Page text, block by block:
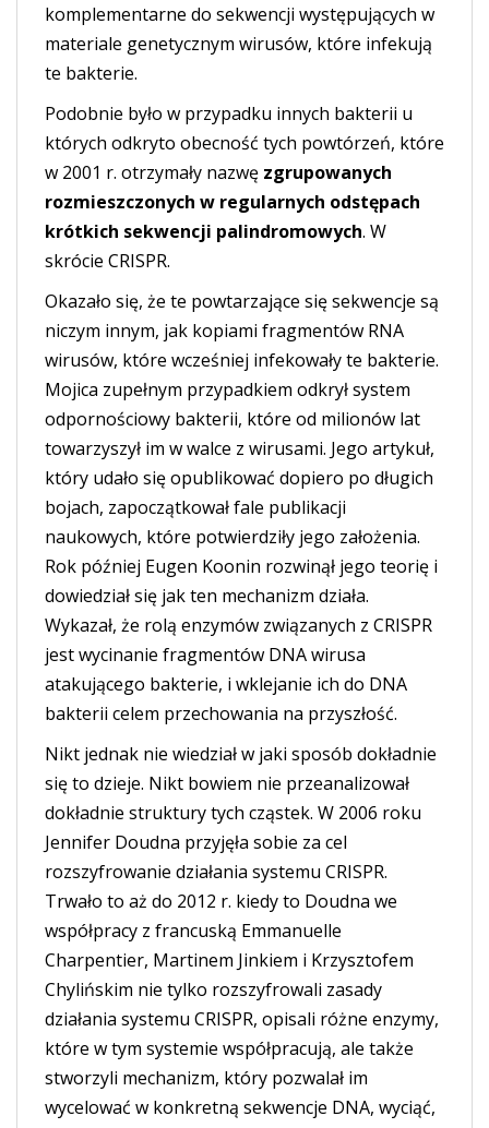
komplementarne do sekwencji występujących w
materiale genetycznym wirusów, które infekują
te bakterie.
Podobnie było w przypadku innych bakterii u
których odkryto obecność tych powtórzeń, które
w 2001 r. otrzymały nazwę zgrupowanych
rozmieszczonych w regularnych odstępach
krótkich sekwencji palindromowych. W
skrócie CRISPR.
Okazało się, że te powtarzające się sekwencje są
niczym innym, jak kopiami fragmentów RNA
wirusów, które wcześniej infekowały te bakterie.
Mojica zupełnym przypadkiem odkrył system
odpornościowy bakterii, które od milionów lat
towarzyszył im w walce z wirusami. Jego artykuł,
który udało się opublikować dopiero po długich
bojach, zapoczątkował fale publikacji
naukowych, które potwierdziły jego założenia.
Rok później Eugen Koonin rozwinął jego teorię i
dowiedział się jak ten mechanizm działa.
Wykazał, że rolą enzymów związanych z CRISPR
jest wycinanie fragmentów DNA wirusa
atakującego bakterie, i wklejanie ich do DNA
bakterii celem przechowania na przyszłość.
Nikt jednak nie wiedział w jaki sposób dokładnie
się to dzieje. Nikt bowiem nie przeanalizował
dokładnie struktury tych cząstek. W 2006 roku
Jennifer Doudna przyjęła sobie za cel
rozszyfrowanie działania systemu CRISPR.
Trwało to aż do 2012 r. kiedy to Doudna we
współpracy z francuską Emmanuelle
Charpentier, Martinem Jinkiem i Krzysztofem
Chylińskim nie tylko rozszyfrowali zasady
działania systemu CRISPR, opisali różne enzymy,
które w tym systemie współpracują, ale także
stworzyli mechanizm, który pozwalał im
wycelować w konkretną sekwencje DNA, wyciąć,